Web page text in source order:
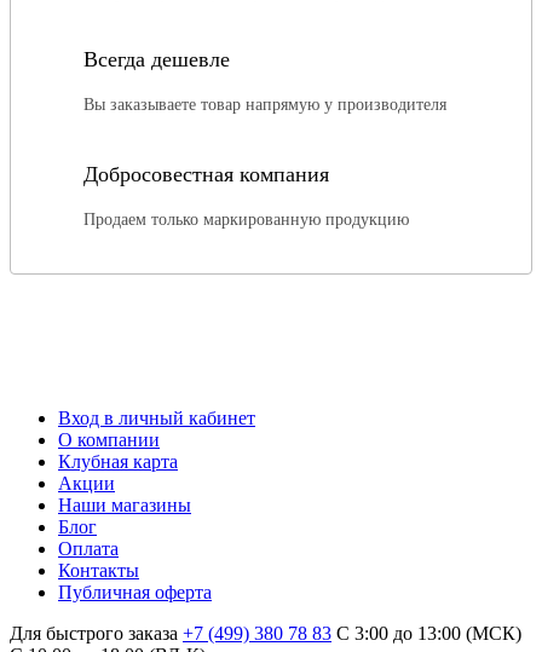
Всегда дешевле
Вы заказываете товар напрямую у производителя
Добросовестная компания
Продаем только маркированную продукцию
Вход в личный кабинет
О компании
Клубная карта
Акции
Наши магазины
Блог
Оплата
Контакты
Публичная оферта
Для быстрого заказа +7 (499) 380 78 83 С 3:00 до 13:00 (МСК)